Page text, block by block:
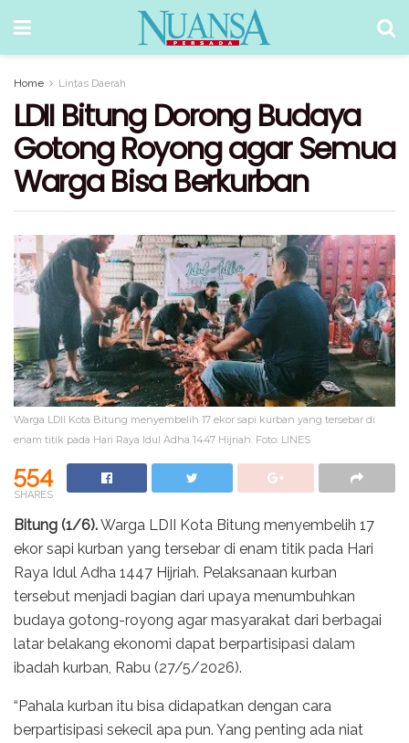
Home Lintas Daerah
LDII Bitung Dorong Budaya
Gotong Royong agar Semua
Warga Bisa Berkurban
Warga LDII Kota Bitung menyembelih 17 ekor sapi kurban yang tersebar di
enam titik pada Hari Raya Idul Adha 1447 Hijriah. Foto: LINES
554
SHARES
Bitung (1/6).Warga LDII Kota Bitung menyembelih 17
ekor sapi kurban yang tersebar di enam titik pada Hari
Raya Idul Adha 1447 Hijriah. Pelaksanaan kurban
tersebut menjadi bagian dari upaya menumbuhkan
budaya gotong-royong agar masyarakat dari berbagai
latar belakang ekonomi dapat berpartisipasi dalam
ibadah kurban, Rabu (27/5/2026).
“Pahala kurban itu bisa didapatkan dengan cara
berpartisipasi sekecil apa pun. Yang penting ada niat